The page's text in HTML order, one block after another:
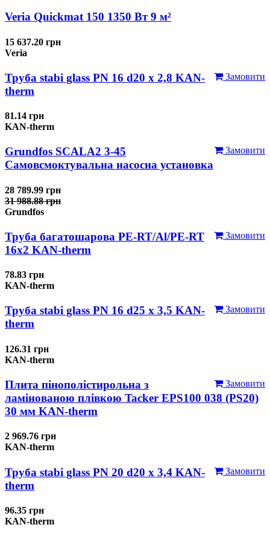
Veria Quickmat 150 1350 Вт 9 м²
15 637.20 грн
Veria
Замовити
Труба stabi glass PN 16 d20 х 2,8 KAN-
therm
81.14 грн
KAN-therm
Замовити
Grundfos SCALA2 3-45
Самовсмоктувальна насосна установка
28 789.99 грн
31 988.88 грн
Grundfos
Замовити
Труба багатошарова PE-RT/Al/PE-RT
16x2 KAN-therm
78.83 грн
KAN-therm
Замовити
Труба stabi glass PN 16 d25 х 3,5 KAN-
therm
126.31 грн
KAN-therm
Замовити
Плита пінополістирольна з
ламінованою плівкою Tacker EPS100 038 (PS20)
30 мм KAN-therm
2 969.76 грн
KAN-therm
Замовити
Труба stabi glass PN 20 d20 х 3,4 KAN-
therm
96.35 грн
KAN-therm